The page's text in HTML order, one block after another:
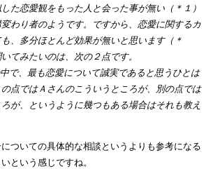
た恋愛観をもった人と会った事が無い（＊１）
わり者のようです。ですから、恋愛に関するカ
、多分ほとんど効果が無いと思います（＊
てみたいのは、次の２点です。
で、最も恋愛について誠実であると思うひとは
点ではＡさんのこういうところが、別の点では
が、というように幾つもある場合はそれも教え
ついての具体的な相談というよりも参考になる
という感じですね。